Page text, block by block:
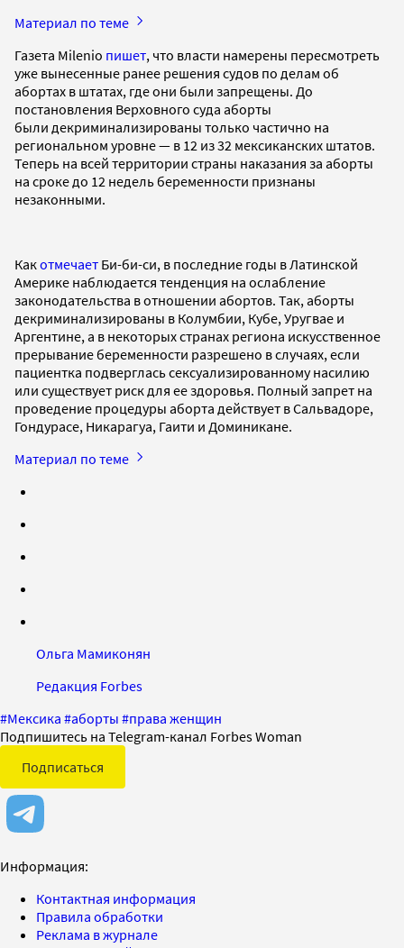
Материал по теме
Газета Milenio пишет, что власти намерены пересмотреть
уже вынесенные ранее решения судов по делам об
абортах в штатах, где они были запрещены. До
постановления Верховного суда аборты
были декриминализированы только частично на
региональном уровне — в 12 из 32 мексиканских штатов.
Теперь на всей территории страны наказания за аборты
на сроке до 12 недель беременности признаны
незаконными.
Какотмечает Би-би-си, в последние годы в Латинской
Америке наблюдается тенденция на ослабление
законодательства в отношении абортов. Так, аборты
декриминализированы в Колумбии, Кубе, Уругвае и
Аргентине, а в некоторых странах региона искусственное
прерывание беременности разрешено в случаях, если
пациентка подверглась сексуализированному насилию
или существует риск для ее здоровья. Полный запрет на
проведение процедуры аборта действует в Сальвадоре,
Гондурасе, Никарагуа, Гаити и Доминикане.
Материал по теме
Ольга Мамиконян
Редакция Forbes
#Мексика #аборты #права женщин
Подпишитесь на Telegram-канал Forbes Woman
Подписаться
Информация:
Контактная информация
Правила обработки
Реклама в журнале